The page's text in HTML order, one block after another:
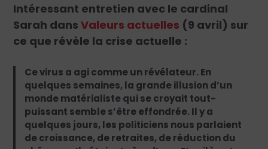
Intéressant entretien avec le cardinal
Sarah dansValeurs actuelles (9 avril) sur
ce que révèle la crise actuelle :
Ce virus a agi comme un révélateur. En
quelques semaines, la grande illusion d’un
monde matérialiste qui se croyait tout-
puissant semble s’être effondrée. Il y a
quelques jours, les politiciens nous parlaient
de croissance, de retraites, de réduction du